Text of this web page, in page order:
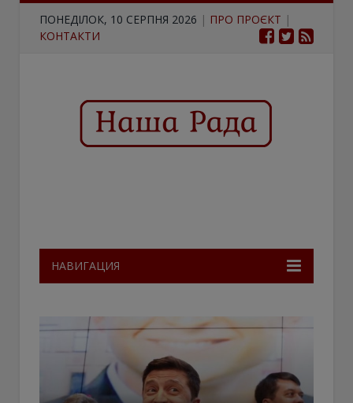
ПОНЕДІЛОК, 10 СЕРПНЯ 2026 | ПРО ПРОЄКТ |
КОНТАКТИ
НАВИГАЦИЯ